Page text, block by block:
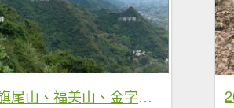
旗靈縱走(旗尾山、福美山、金字面山、人頭山、靈山)